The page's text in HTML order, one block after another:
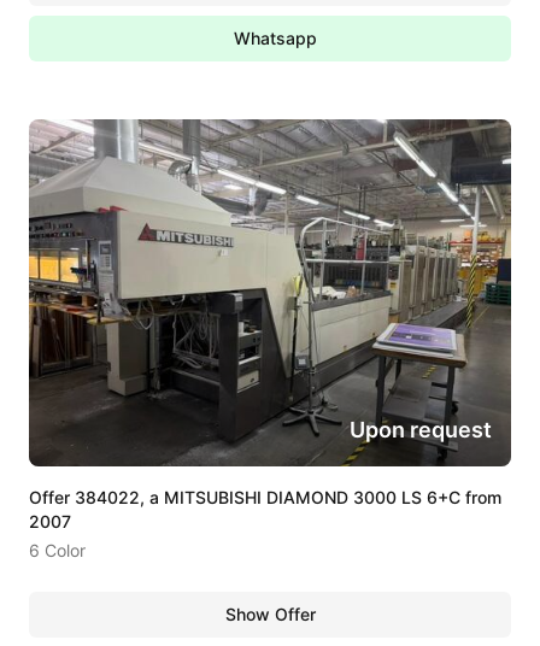
Whatsapp
Offer 384022, a MITSUBISHI DIAMOND 3000 LS 6+C from
2007
6 Color
Upon request
Show Offer